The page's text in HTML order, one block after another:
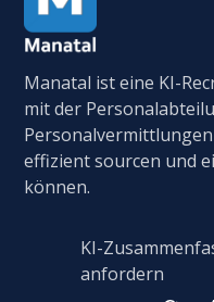
Manatal ist eine KI-
mit der
effizient sourcen und
können.
KI-
anfordern